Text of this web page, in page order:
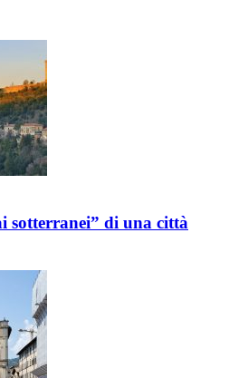
sotterranei” di una città